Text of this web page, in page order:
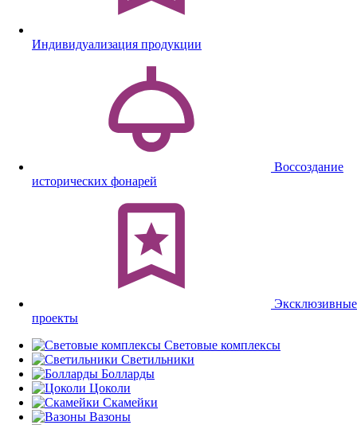
Индивидуализация продукции
Воссоздание
исторических фонарей
Эксклюзивные
проекты
Световые комплексы
Светильники
Болларды
Цоколи
Скамейки
Вазоны